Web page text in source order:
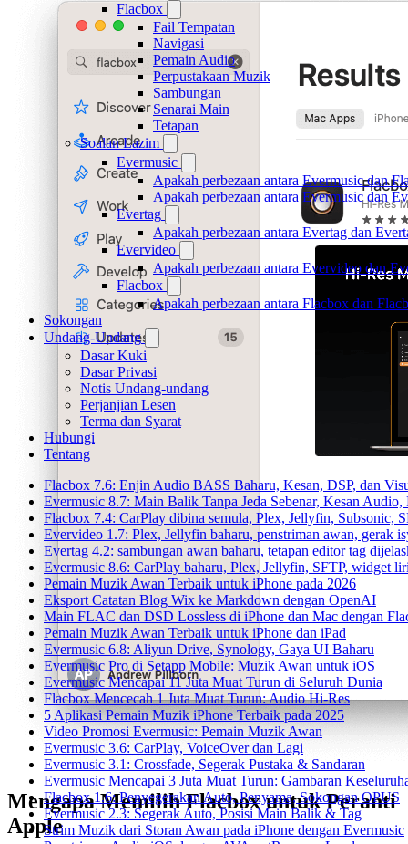
Flacbox
Fail Tempatan
Navigasi
Pemain Audio
Perpustakaan Muzik
Sambungan
Senarai Main
Tetapan
Soalan Lazim
Evermusic
Apakah perbezaan antara Evermusic dan
Apakah perbezaan antara Evermusic dan
Evertag
Apakah perbezaan antara Evertag dan
Evervideo
Apakah perbezaan antara Evervideo dan
Flacbox
Apakah perbezaan antara Flacbox dan
Sokongan
Undang-Undang
Dasar Kuki
Dasar Privasi
Notis Undang-undang
Perjanjian Lesen
Terma dan Syarat
Hubungi
Tentang
Flacbox 7.6: Enjin Audio BASS Baharu, Kesan, DSP, dan
Evermusic 8.7: Main Balik Tanpa Jeda Sebenar, Kesan
Flacbox 7.4: CarPlay dibina semula, Plex, Jellyfin, Subsonic,
Evervideo 1.7: Plex, Jellyfin baharu, penstriman awan, gerak
Evertag 4.2: sambungan awan baharu, tetapan editor tag
Evermusic 8.6: CarPlay baharu, Plex, Jellyfin, SFTP, widget
Pemain Muzik Awan Terbaik untuk iPhone pada 2026
Eksport Catatan Blog Wix ke Markdown dengan OpenAI
Main FLAC dan DSD Lossless di iPhone dan Mac dengan
Pemain Muzik Awan Terbaik untuk iPhone dan iPad
Evermusic 6.8: Aliyun Drive, Synology, Gaya UI Baharu
Evermusic Pro di Setapp Mobile: Muzik Awan untuk iOS
Evermusic Mencapai 11 Juta Muat Turun di Seluruh Dunia
Flacbox Mencecah 1 Juta Muat Turun: Audio Hi-Res
5 Aplikasi Pemain Muzik iPhone Terbaik pada 2025
Video Promosi Evermusic: Pemain Muzik Awan
Evermusic 3.6: CarPlay, VoiceOver dan Lagi
Evermusic 3.1: Crossfade, Segerak Pustaka & Sandaran
Evermusic Mencapai 3 Juta Muat Turun: Gambaran
Flacbox 1.6: Penyegerakan Auto, Penyama, Sokongan OPUS
Evermusic 2.3: Segerak Auto, Posisi Main Balik & Tag
Strim Muzik dari Storan Awan pada iPhone dengan Evermusic
Mengapa Memilih Flacbox untuk Peranti
Apple